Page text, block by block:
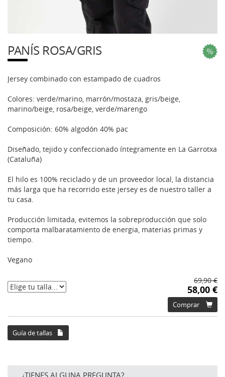
PANÍS ROSA/GRIS
Jersey combinado con estampado de cuadros
Colores: verde/marino, marrón/mostaza, gris/beige,
marino/beige, rosa/beige, verde/marengo
Composición: 60% algodón 40% pac
Diseñado, tejido y confeccionado íntegramente en La Garrotxa
(Cataluña)
El hilo es 100% reciclado y de un proveedor local, la distancia
más larga que ha recorrido este jersey es de nuestro taller a
tu casa.
Producción limitada, evitemos la sobreproducción que solo
comporta malbaratamiento de energia, materias primas y
tiempo.
Vegano
69,90 €
58,00 €
Comprar
Guía de tallas